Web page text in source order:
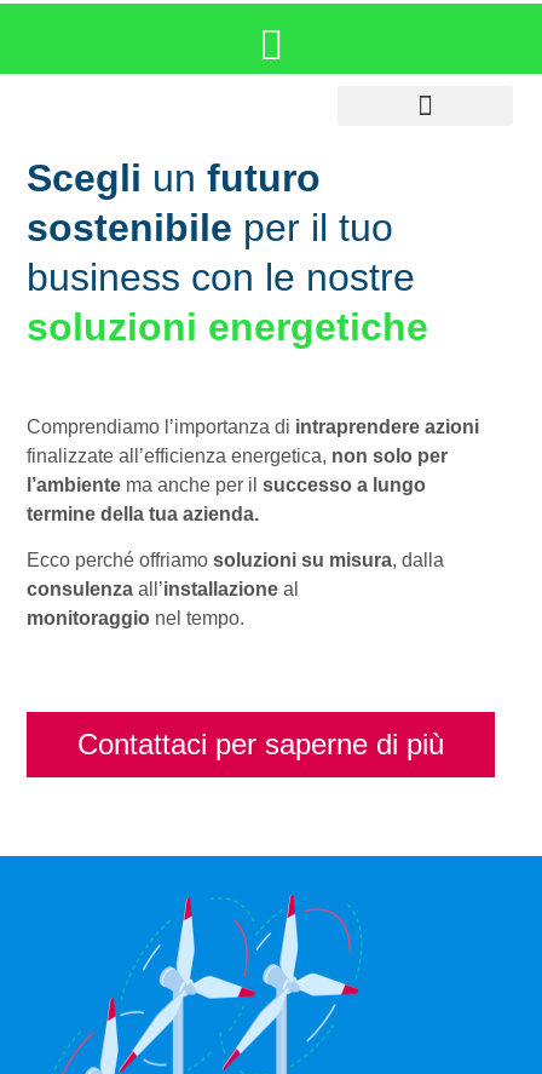
Scegli unfuturo
sostenibile per il tuo
business con le nostre
soluzioni energetiche
Comprendiamo l’importanza di intraprendere azioni
finalizzate all’efficienza energetica, non solo per
l’ambiente ma anche per ilsuccesso a lungo
termine della tua azienda.
Ecco perché offriamosoluzioni su misura, dalla
consulenza all’installazione al
monitoraggio nel tempo.
Contattaci per saperne di più